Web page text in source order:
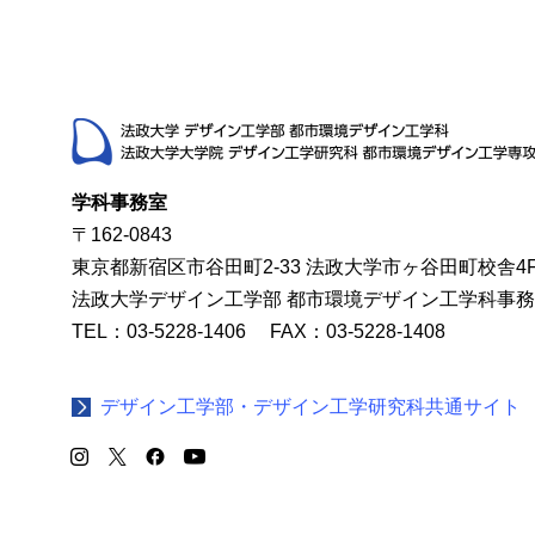
学科事務室
〒162-0843
東京都新宿区市谷田町2-33 法政大学市ヶ谷田町校舎
法政大学デザイン工学部 都市環境デザイン工学科事
TEL：03-5228-1406 FAX：03-5228-1408
デザイン工学部・デザイン工学研究科共通サイト